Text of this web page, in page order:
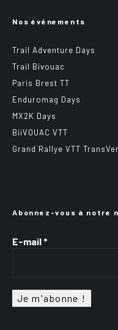
Nos événements
Trail Adventure Days
Trail Bivouac
Paris Brest TT
Enduromag Days
MX2K Days
BiiVOUAC VTT
Grand Rallye VTT
Abonnez-vous à notre
E-mail*